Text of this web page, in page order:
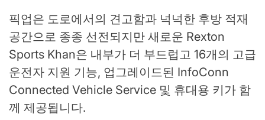
픽업은 도로에서의 견고함과 넉넉한 후방 적재
공간으로 종종 선전되지만 새로운 Rexton
Sports Khan은 내부가 더 부드럽고 16개의 고급
운전자 지원 기능, 업그레이드된 InfoConn
Connected Vehicle Service 및 휴대용 키가 함
께 제공됩니다.